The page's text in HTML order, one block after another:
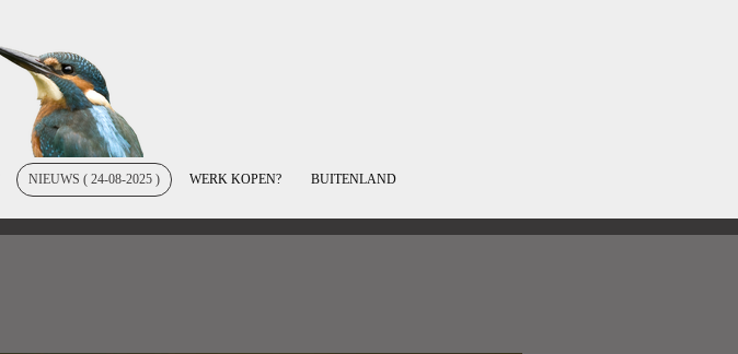
NIEUWS ( 24-08-2025 ) WERK KOPEN? BUITENLAND